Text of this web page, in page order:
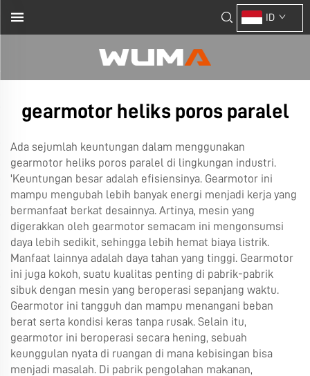
ID
gearmotor heliks poros paralel
Ada sejumlah keuntungan dalam menggunakan
gearmotor heliks poros paralel di lingkungan industri.
'Keuntungan besar adalah efisiensinya. Gearmotor ini
mampu mengubah lebih banyak energi menjadi kerja yang
bermanfaat berkat desainnya. Artinya, mesin yang
digerakkan oleh gearmotor semacam ini mengonsumsi
daya lebih sedikit, sehingga lebih hemat biaya listrik.
Manfaat lainnya adalah daya tahan yang tinggi. Gearmotor
ini juga kokoh, suatu kualitas penting di pabrik-pabrik
sibuk dengan mesin yang beroperasi sepanjang waktu.
Gearmotor ini tangguh dan mampu menangani beban
berat serta kondisi keras tanpa rusak. Selain itu,
gearmotor ini beroperasi secara hening, sebuah
keunggulan nyata di ruangan di mana kebisingan bisa
menjadi masalah. Di pabrik pengolahan makanan,